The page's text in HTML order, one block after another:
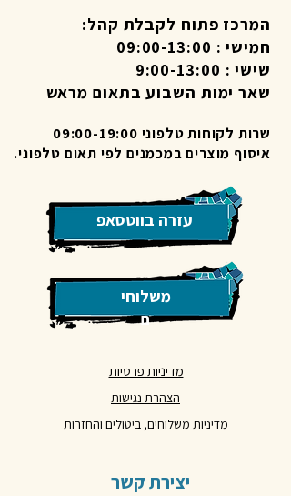
המרכז פתוח לקבלת קהל:
חמישי : 09:00-13:00
שישי : 9:00-13:00
שאר ימות השבוע בתאום מראש
שרות לקוחות טלפוני 09:00-19:00
איסוף מוצרים במכמנים לפי תאום טלפוני.
עזרה בווטסאפ
משלוחי
ם
מדיניות פרטיות
הצהרת נגישות
מדיניות משלוחים, ביטולים והחזרות
יצירת קשר